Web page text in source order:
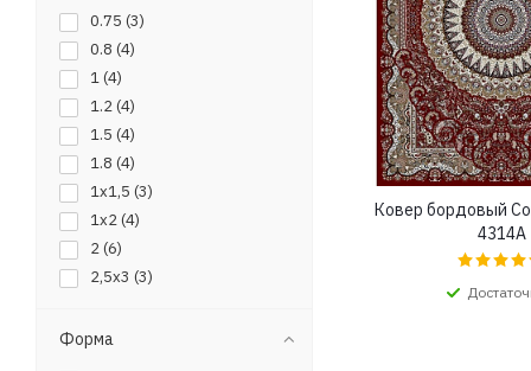
Ковер бордовый
4314A
0.75 (3)
0.8 (4)
1 (4)
1.2 (4)
1.5 (4)
1.8 (4)
1x1,5 (3)
1x2 (4)
2 (6)
2,5x3 (3)
2,5x4 (
Форма